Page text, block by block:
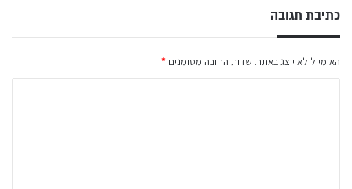
כתיבת תגובה
האימייל לא יוצג באתר. שדות החובה מסומנים *